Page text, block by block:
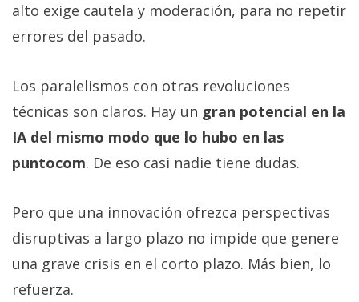
alto exige cautela y moderación, para no repetir
errores del pasado.
Los paralelismos con otras revoluciones
técnicas son claros. Hay un gran potencial en la
IA del mismo modo que lo hubo en las
puntocom. De eso casi nadie tiene dudas.
Pero que una innovación ofrezca perspectivas
disruptivas a largo plazo no impide que genere
una grave crisis en el corto plazo. Más bien, lo
refuerza.